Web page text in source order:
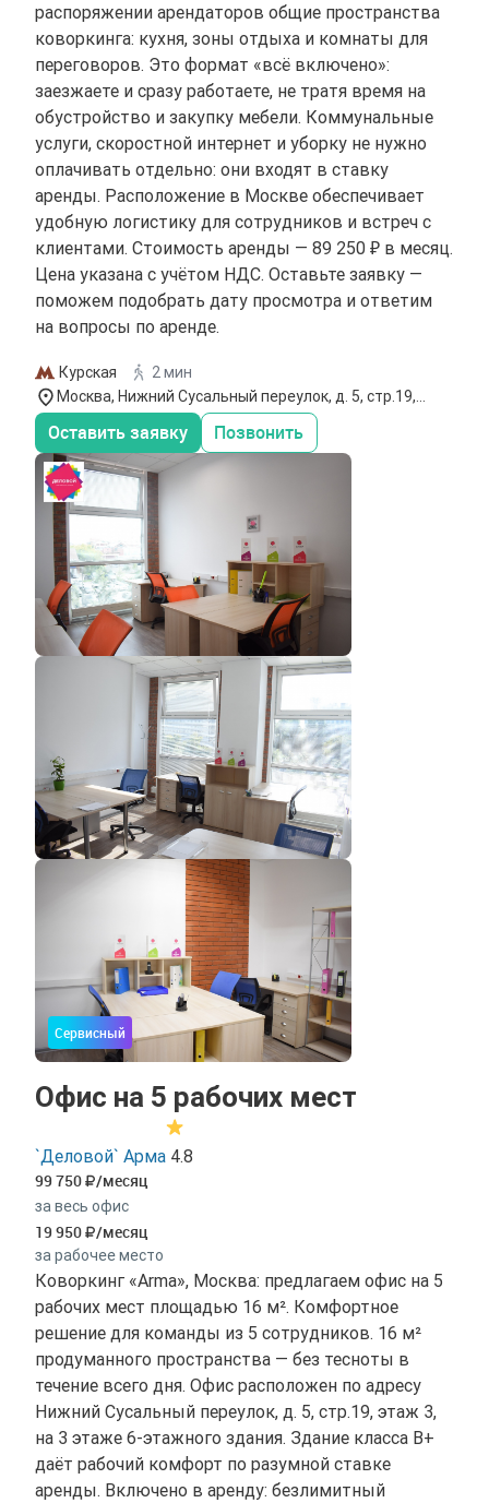
распоряжении арендаторов общие пространства
коворкинга: кухня, зоны отдыха и комнаты для
переговоров. Это формат «всё включено»:
заезжаете и сразу работаете, не тратя время на
обустройство и закупку мебели. Коммунальные
услуги, скоростной интернет и уборку не нужно
оплачивать отдельно: они входят в ставку
аренды. Расположение в Москве обеспечивает
удобную логистику для сотрудников и встреч с
клиентами. Стоимость аренды — 89 250 ₽ в месяц.
Цена указана с учётом НДС. Оставьте заявку —
поможем подобрать дату просмотра и ответим
на вопросы по аренде.
Курская
2 мин
Москва, Нижний Сусальный переулок, д. 5, стр.19,
этаж 3
Оставить заявку Позвонить
Сервисный
Офис на 5 рабочих мест
`Деловой` Арма 4.8
99 750 /месяц
за весь офис
19 950 /месяц
за рабочее место
Коворкинг «Arma», Москва: предлагаем офис на 5
рабочих мест площадью 16 м². Комфортное
решение для команды из 5 сотрудников. 16 м²
продуманного пространства — без тесноты в
течение всего дня. Офис расположен по адресу
Нижний Сусальный переулок, д. 5, стр.19, этаж 3,
на 3 этаже 6-этажного здания. Здание класса B+
даёт рабочий комфорт по разумной ставке
аренды. Включено в аренду: безлимитный